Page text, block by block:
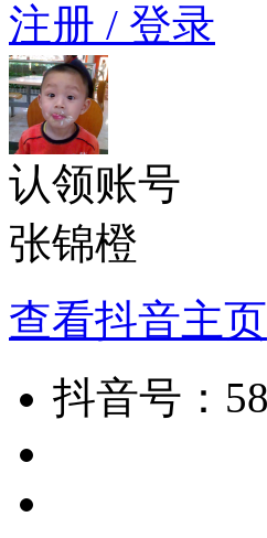
注册 / 登录
认领账号
张锦橙
查看抖音主页
抖音号：